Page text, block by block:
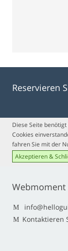
Reservieren
Diese Seite
Cookies
fahren Sie mit der
Akzeptieren &
Webmoment
Kontaktieren